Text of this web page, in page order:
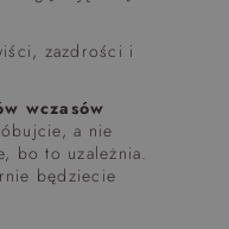
zazdrości i
wczasów
a nie
bo to uzależnia.
będziecie